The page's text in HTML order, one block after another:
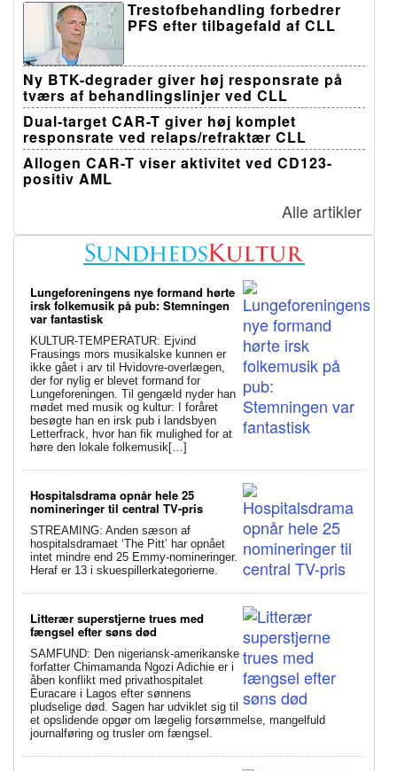
Trestofbehandling forbedrer
PFS efter tilbagefald af CLL
Ny BTK-degrader giver høj responsrate på
tværs af behandlingslinjer ved CLL
Dual-target CAR-T giver høj komplet
responsrate ved relaps/refraktær CLL
Allogen CAR-T viser aktivitet ved CD123-
positiv AML
Alle artikler
Lungeforeningens nye formand hørte
irsk folkemusik på pub: Stemningen
var fantastisk
KULTUR-TEMPERATUR: Ejvind
Frausings mors musikalske kunnen er
ikke gået i arv til Hvidovre-overlægen,
der for nylig er blevet formand for
Lungeforeningen. Til gengæld nyder han
mødet med musik og kultur: I foråret
besøgte han en irsk pub i landsbyen
Letterfrack, hvor han fik mulighed for at
høre den lokale folkemusik[…]
Hospitalsdrama opnår hele 25
nomineringer til central TV-pris
STREAMING: Anden sæson af
hospitalsdramaet ‘The Pitt’ har opnået
intet mindre end 25 Emmy-nomineringer.
Heraf er 13 i skuespillerkategorierne.
Litterær superstjerne trues med
fængsel efter søns død
SAMFUND: Den nigeriansk-amerikanske
forfatter Chimamanda Ngozi Adichie er i
åben konflikt med privathospitalet
Euracare i Lagos efter sønnens
pludselige død. Sagen har udviklet sig til
et opslidende opgør om lægelig forsømmelse, mangelfuld
journalføring og trusler om fængsel.